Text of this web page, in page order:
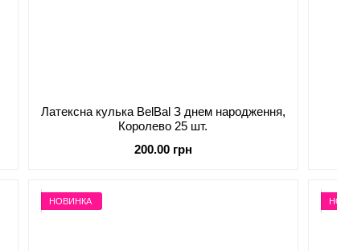
Латексна кулька BelBal З днем народження,
Королево 25 шт.
200.00 грн
НОВИНКА